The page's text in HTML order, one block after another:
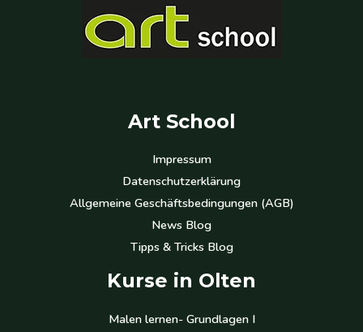
Art School
Impressum
Datenschutzerklärung
Allgemeine Geschäftsbedingungen (AGB)
News Blog
Tipps & Tricks Blog
Kurse in Olten
Malen lernen- Grundlagen I